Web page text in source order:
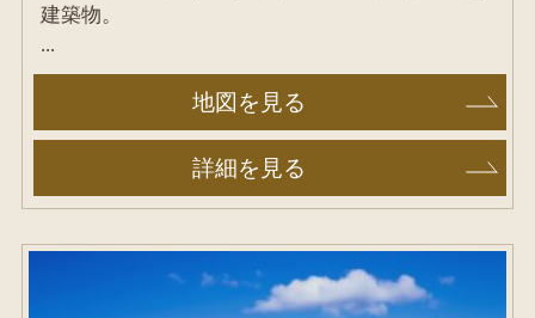
建築物。
...
地図を見る
詳細を見る